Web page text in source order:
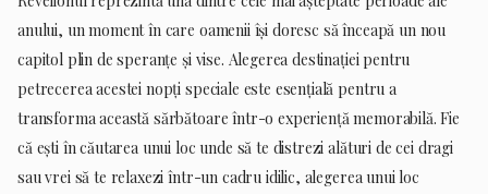
anului, un moment în care oamenii își doresc să înceapă un nou
capitol plin de speranțe și vise. Alegerea destinației pentru
petrecerea acestei nopți speciale este esențială pentru a
transforma această sărbătoare într-o experiență memorabilă. Fie
că ești în căutarea unui loc unde să te distrezi alături de cei dragi
sau vrei să te relaxezi într-un cadru idilic, alegerea unui loc